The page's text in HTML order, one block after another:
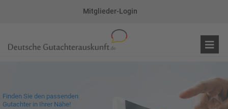
Mitglieder-Login
Finden Sie den passenden
Gutachter in Ihrer Nähe!